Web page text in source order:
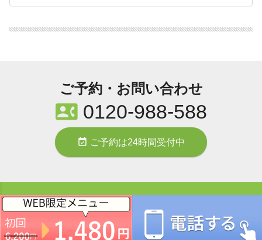
ご予約・お問い合わせ
contact_phone0120-988-588
event_available ご予約は24時間受付中
うらやす整体院 / 〒279-0002 千葉県浦安市北栄１丁目５−２７ / 東京
メトロ東西線浦安駅より徒歩3分 /contact_phone